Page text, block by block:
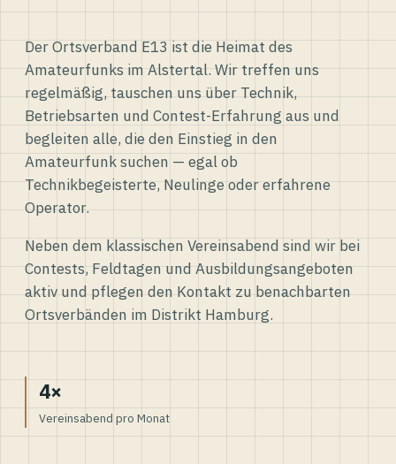
Der Ortsverband E13 ist die Heimat des
Amateurfunks im Alstertal. Wir treffen uns
regelmäßig, tauschen uns über Technik,
Betriebsarten und Contest-Erfahrung aus und
begleiten alle, die den Einstieg in den
Amateurfunk suchen — egal ob
Technikbegeisterte, Neulinge oder erfahrene
Operator.
Neben dem klassischen Vereinsabend sind wir bei
Contests, Feldtagen und Ausbildungsangeboten
aktiv und pflegen den Kontakt zu benachbarten
Ortsverbänden im Distrikt Hamburg.
4×
Vereinsabend pro Monat